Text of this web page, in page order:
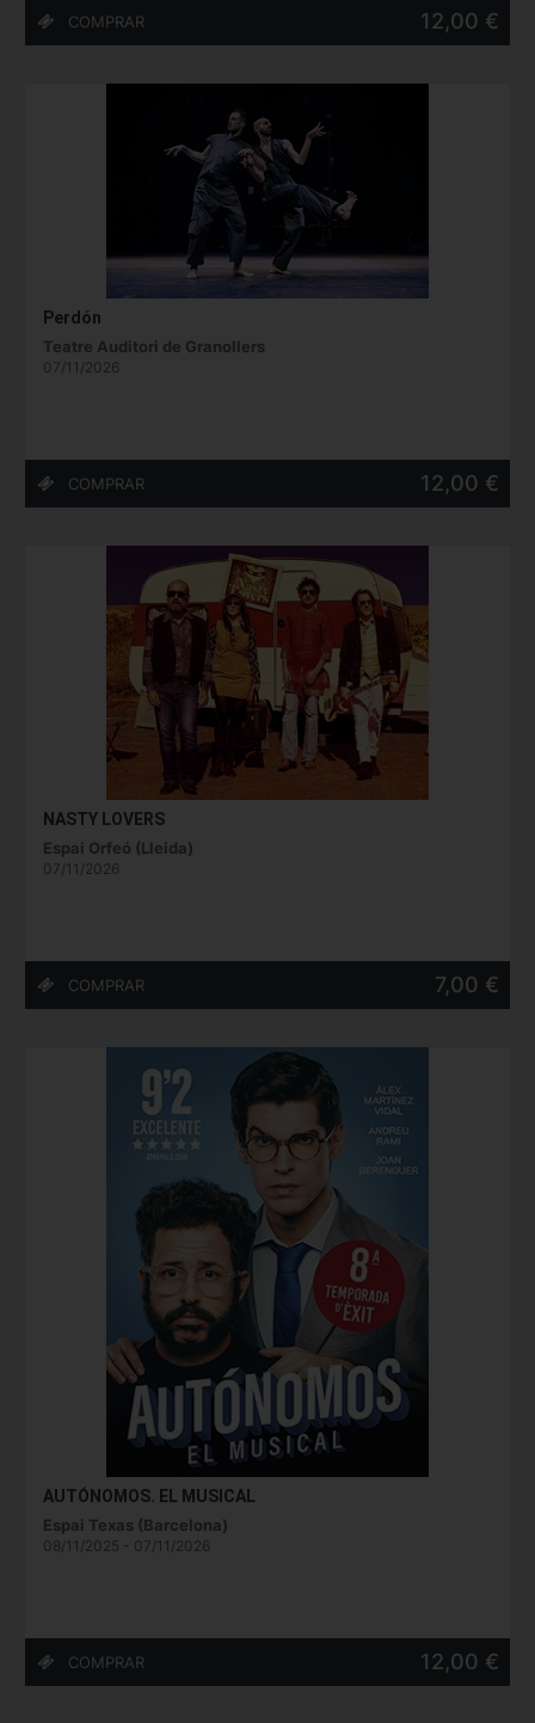
12,00 €
Perdón
Teatre Auditori de Granollers
07/11/2026
12,00 €
NASTY LOVERS
Espai Orfeó (Lleida)
07/11/2026
7,00 €
AUTÓNOMOS. EL MUSICAL
Espai Texas (Barcelona)
08/11/2025 - 07/11/2026
12,00 €